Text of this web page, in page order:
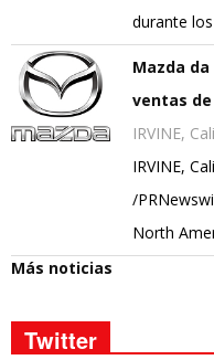
durante
Mazda
ventas
IRVINE,
IRVINE,
/
North
Más noticias
Twitter